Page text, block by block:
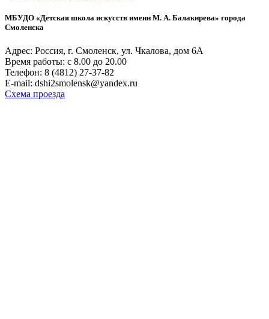
МБУДО «Детская школа искусств имени М. А. Балакирева» города
Смоленска
Адрес: Россия, г. Смоленск, ул. Чкалова, дом 6А
Время работы: с 8.00 до 20.00
Телефон: 8 (4812) 27-37-82
E-mail: dshi2smolensk@yandex.ru
Схема проезда